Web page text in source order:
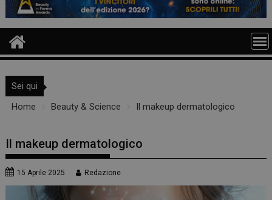
Sei qui
Home
Beauty & Science Il makeup dermatologico
Il makeup dermatologico
15 Aprile 2025 Redazione